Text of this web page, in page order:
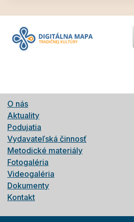
O nás
Aktuality
Podujatia
Vydavateľská činnosť
Metodické materiály
Fotogaléria
Videogaléria
Dokumenty
Kontakt